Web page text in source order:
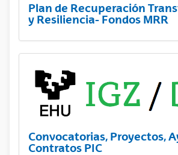
Plan de Recuperación
y Resiliencia- Fondos MRR
Convocatorias, Proyectos,
Contratos PIC